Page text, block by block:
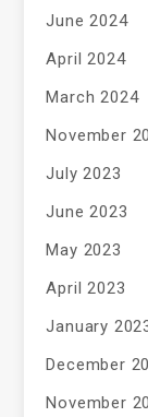
June 2024
April 2024
March 2024
November
July 2023
June 2023
May 2023
April 2023
January
December
November